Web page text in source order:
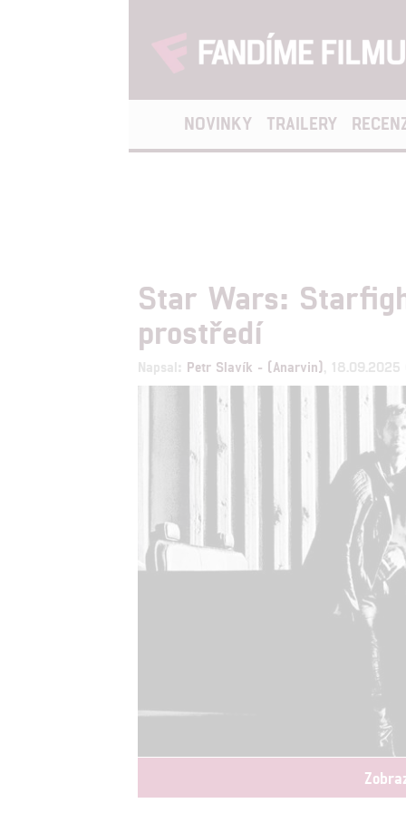
NOVINKY TRAILERY
Star Wars:
prostředí
Napsal: Petr Slavík - (Anarvin) ,